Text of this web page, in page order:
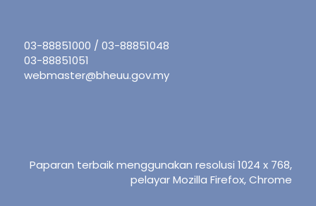
03-88851000 / 03-88851048
03-88851051
webmaster@bheuu.gov.my
Paparan terbaik menggunakan resolusi 1024 x 768,
pelayar Mozilla Firefox, Chrome